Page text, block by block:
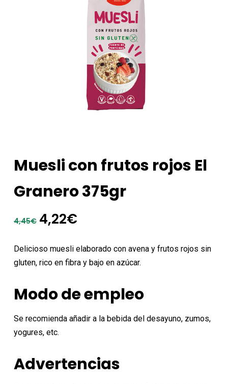
Muesli con frutos rojos El
Granero 375gr
4,45€ El
original
era:
4,22€El
actual
es:
Delicioso muesli elaborado con avena y frutos rojos sin
gluten, rico en fibra y bajo en azúcar.
Modo de empleo
Se recomienda añadir a la bebida del desayuno, zumos,
yogures, etc.
Advertencias